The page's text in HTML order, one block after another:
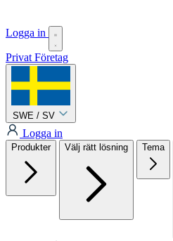
Logga in
Privat Företag
SWE / SV
Logga in
Produkter Välj rätt lösning Tema